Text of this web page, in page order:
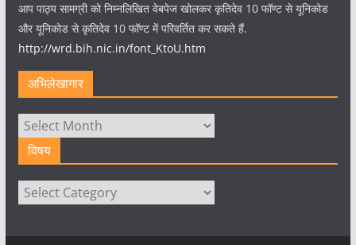
आप पाठ्य सामग्री को निम्नलिखित वेबपेज खोलकर कृतिदेव 10 फॉण्ट से यूनिकोड
और यूनिकोड से कृतिदेव 10 फॉण्ट में परिवर्तित कर सकते हैं.
http://wrd.bih.nic.in/font_KtoU.htm
अभिलेखागार
अभिलेखागार
विषय
विषय